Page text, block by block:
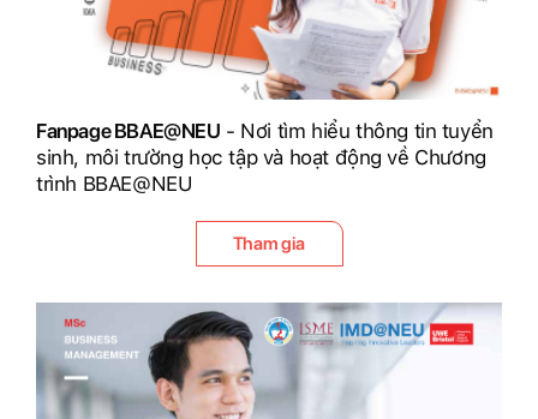
Fanpage BBAE@NEU - Nơi tìm hiểu thông tin tuyển
sinh, môi trường học tập và hoạt động về Chương
trình BBAE@NEU
Tham gia